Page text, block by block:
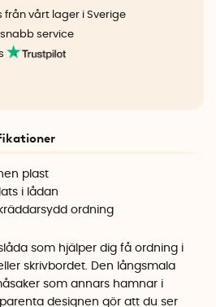
från vårt lager i Sverige
service
plast
i lådan
ordning
som hjälper dig få ordning i
skrivbordet. Den långsmala
som annars hamnar i
designen gör att du ser